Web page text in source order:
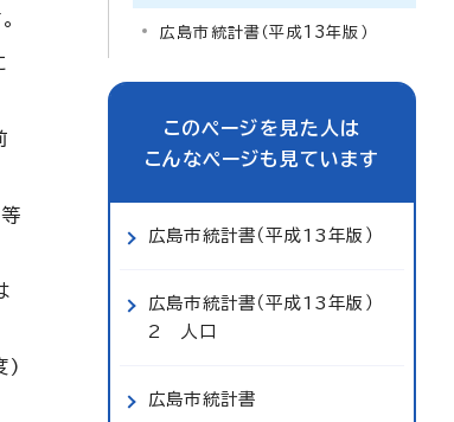
)
広島市統計書（平成13年版）
このページを見た人は
こんなページも見ています
広島市統計書（平成13年版）
広島市統計書（平成13年版）
2 人口
広島市統計書